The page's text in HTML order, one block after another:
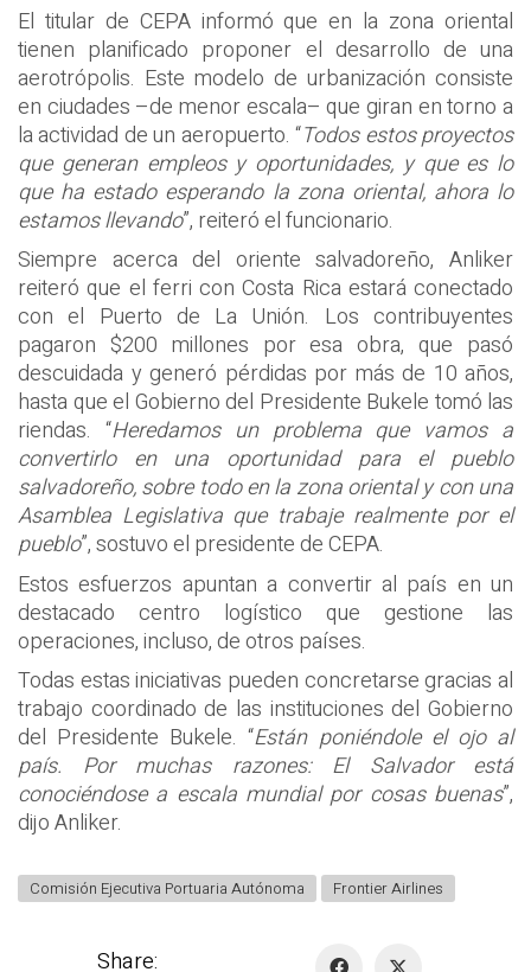
El titular de CEPA informó que en la zona oriental
tienen planificado proponer el desarrollo de una
aerotrópolis. Este modelo de urbanización consiste
en ciudades –de menor escala– que giran en torno a
la actividad de un aeropuerto. “Todos estos proyectos
que generan empleos y oportunidades, y que es lo
que ha estado esperando la zona oriental, ahora lo
estamos llevando”, reiteró el funcionario.
Siempre acerca del oriente salvadoreño, Anliker
reiteró que el ferri con Costa Rica estará conectado
con el Puerto de La Unión. Los contribuyentes
pagaron $200 millones por esa obra, que pasó
descuidada y generó pérdidas por más de 10 años,
hasta que el Gobierno del Presidente Bukele tomó las
riendas. “Heredamos un problema que vamos a
convertirlo en una oportunidad para el pueblo
salvadoreño, sobre todo en la zona oriental y con una
Asamblea Legislativa que trabaje realmente por el
pueblo”, sostuvo el presidente de CEPA.
Estos esfuerzos apuntan a convertir al país en un
destacado centro logístico que gestione las
operaciones, incluso, de otros países.
Todas estas iniciativas pueden concretarse gracias al
trabajo coordinado de las instituciones del Gobierno
del Presidente Bukele. “Están poniéndole el ojo al
país. Por muchas razones: El Salvador está
conociéndose a escala mundial por cosas buenas”,
dijo Anliker.
Comisión Ejecutiva Portuaria Autónoma Frontier Airlines
Share: